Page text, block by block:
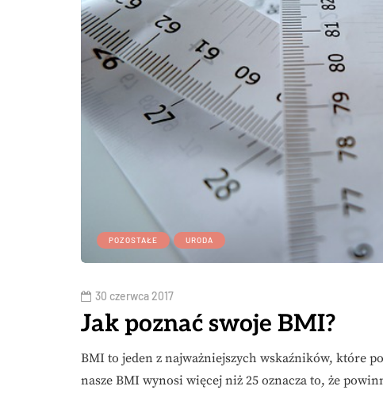
POZOSTAŁE URODA
30 czerwca 2017
Jak poznać swoje BMI?
BMI to jeden z najważniejszych wskaźników, które
nasze BMI wynosi więcej niż 25 oznacza to, że